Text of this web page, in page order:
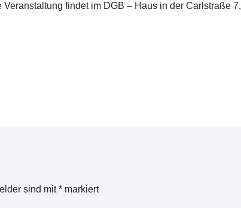
findet im DGB – Haus in der Carlstraße 7,
sind mit* markiert